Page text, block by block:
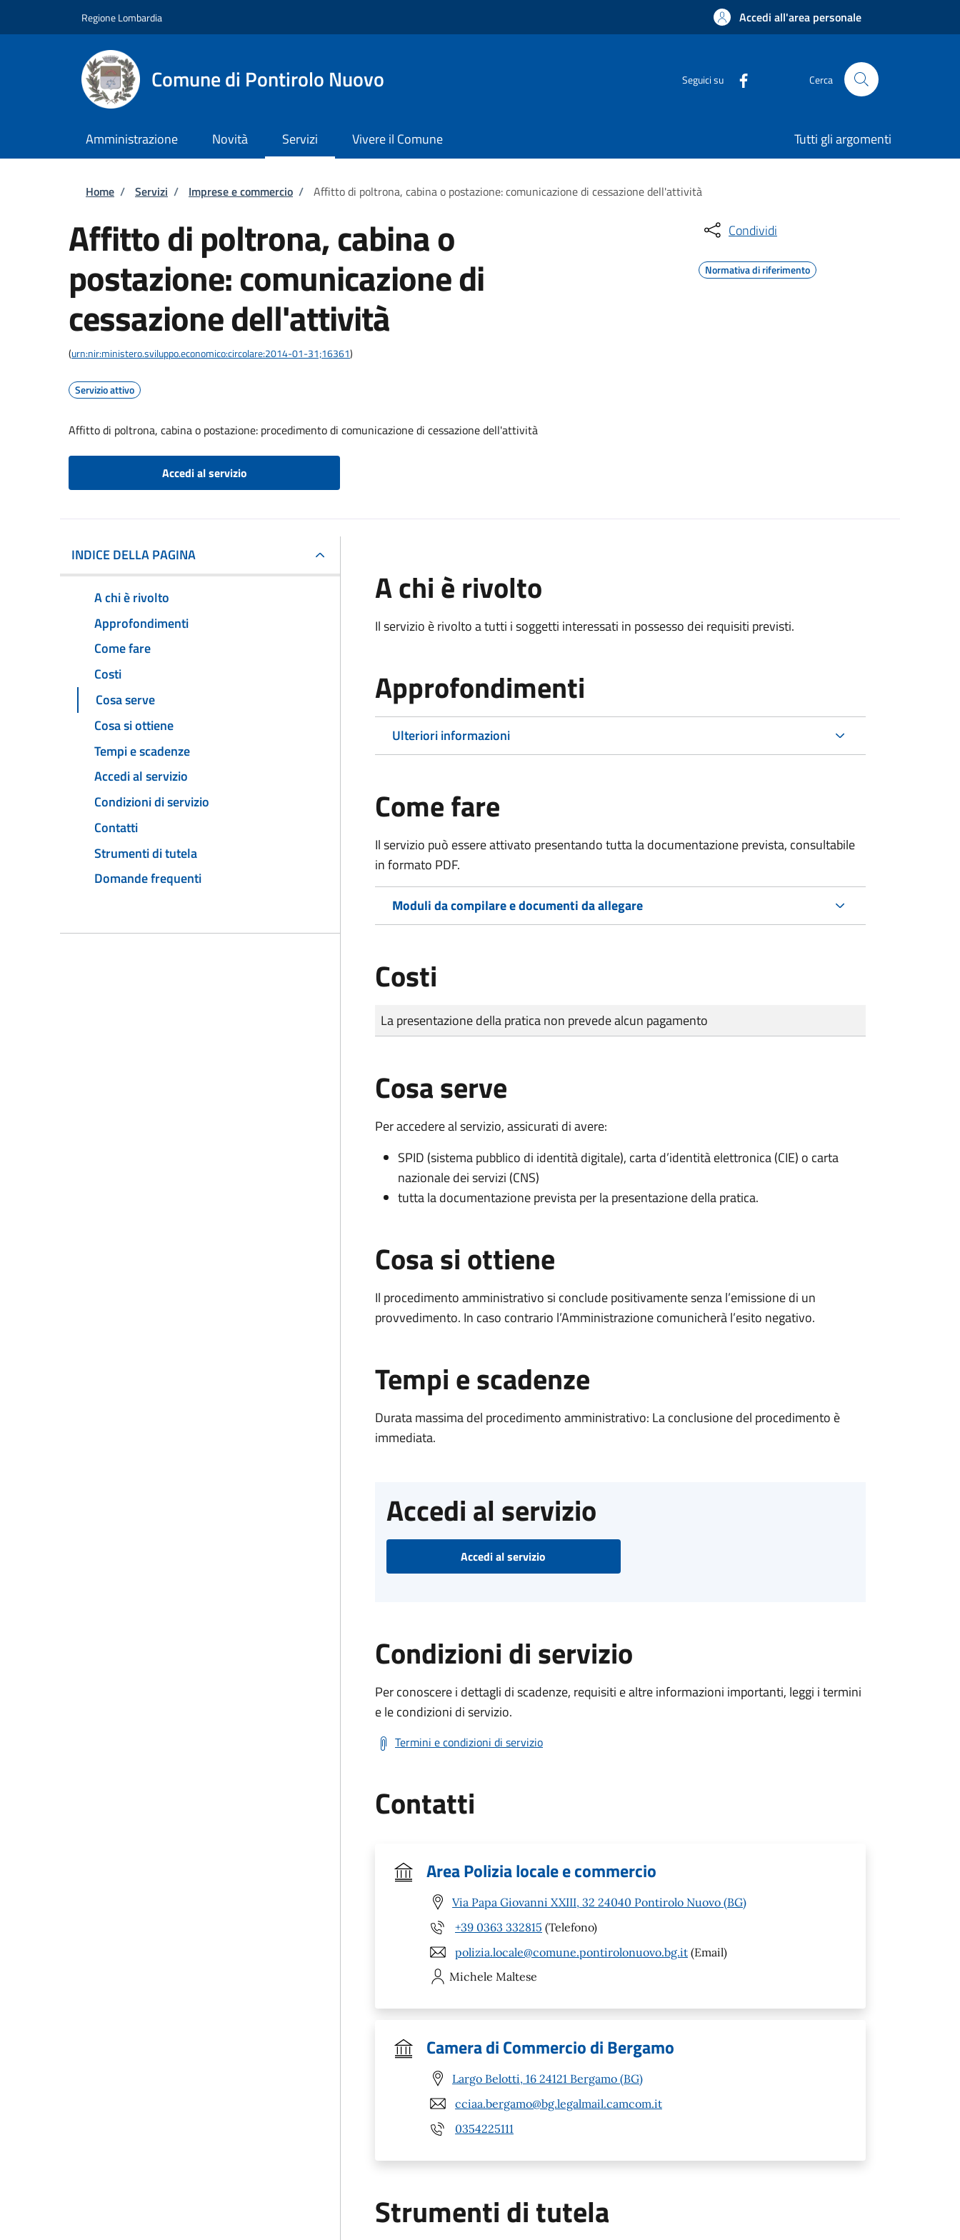
Regione Lombardia Accedi all'area personale
Comune di Pontirolo Nuovo Seguici su Cerca
Amministrazione Novità Servizi Vivere il Comune Tutti gli argomenti
Briciole di pane
Home / Servizi / Imprese e commercio / Affitto di poltrona, cabina o postazione: comunicazione di cessazione dell'attività
Affitto di poltrona, cabina o
postazione: comunicazione di
cessazione dell'attività
(urn:nir:ministero.sviluppo.economico:circolare:2014-01-31;16361)
Servizio attivo
Affitto di poltrona, cabina o postazione: procedimento di comunicazione di cessazione dell'attività
Accedi al servizio
Condividi
Normativa di riferimento
INDICE DELLA PAGINA
A chi è rivolto
Approfondimenti
Come fare
Costi
Cosa serve
Cosa si ottiene
Tempi e scadenze
Accedi al servizio
Condizioni di servizio
Contatti
Strumenti di tutela
Domande frequenti
A chi è rivolto
Il servizio è rivolto a tutti i soggetti interessati in possesso dei requisiti previsti.
Approfondimenti
Ulteriori informazioni
Come fare
Il servizio può essere attivato presentando tutta la documentazione prevista, consultabile
in formato PDF.
Moduli da compilare e documenti da allegare
Costi
Tipo di pagamento
Importo
La presentazione della pratica non prevede alcun pagamento
Cosa serve
Per accedere al servizio, assicurati di avere:
SPID (sistema pubblico di identità digitale), carta d’identità elettronica (CIE) o carta
nazionale dei servizi (CNS)
tutta la documentazione prevista per la presentazione della pratica.
Cosa si ottiene
Il procedimento amministrativo si conclude positivamente senza l’emissione di un
provvedimento. In caso contrario l’Amministrazione comunicherà l’esito negativo.
Tempi e scadenze
Durata massima del procedimento amministrativo: La conclusione del procedimento è
immediata.
Accedi al servizio
Accedi al servizio
Condizioni di servizio
Per conoscere i dettagli di scadenze, requisiti e altre informazioni importanti, leggi i termini
e le condizioni di servizio.
Termini e condizioni di servizio
Contatti
Area Polizia locale e commercio
Via Papa Giovanni XXIII, 32 24040 Pontirolo Nuovo (BG)
+39 0363 332815 (Telefono)
polizia.locale@comune.pontirolonuovo.bg.it (Email)
Michele Maltese
Camera di Commercio di Bergamo
Largo Belotti, 16 24121 Bergamo (BG)
cciaa.bergamo@bg.legalmail.camcom.it
0354225111
Strumenti di tutela